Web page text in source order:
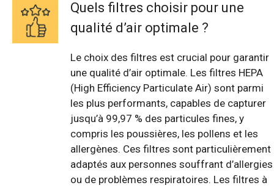
Quels filtres choisir pour une
qualité d’air optimale ?
Le choix des filtres est crucial pour garantir
une qualité d’air optimale. Les filtres HEPA
(High Efficiency Particulate Air) sont parmi
les plus performants, capables de capturer
jusqu’à 99,97 % des particules fines, y
compris les poussières, les pollens et les
allergènes. Ces filtres sont particulièrement
adaptés aux personnes souffrant d’allergies
ou de problèmes respiratoires. Les filtres à